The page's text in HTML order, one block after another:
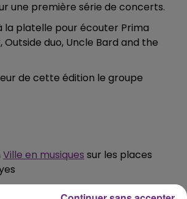
une première série de concerts.
la platelle pour écouter Prima
Outside duo, Uncle Bard and the
de cette édition le groupe
Ville en musiques sur les places